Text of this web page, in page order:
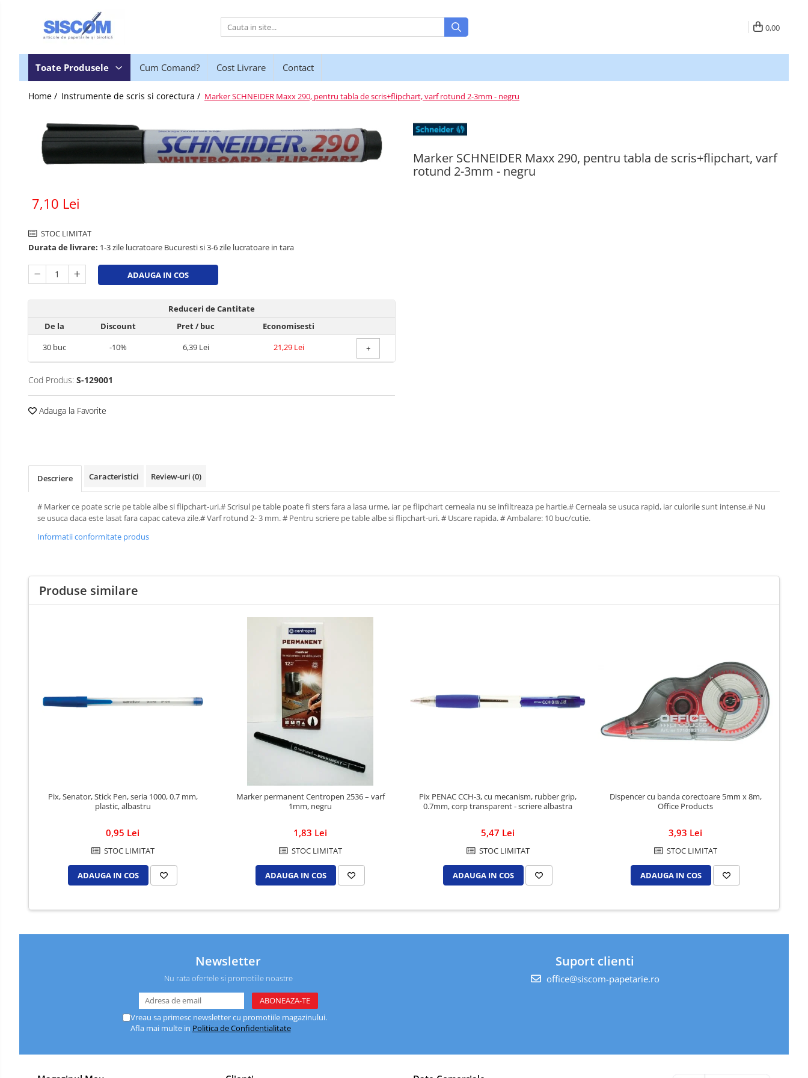
Toate Produsele
Accesorii pentru birou
Agrafe si clipsuri
Benzi adezive si dispensere pentru
Buzunare, folii autoadezive si
autolaminante
Capsatoare si decapsatoare
Cuttere, rezerve si cutite pentru
corespondenta
Elastice, buretiere, lupe
Foarfeci
Lipici si alti adezivi
Perforatoare de birou si
profesionale
Stampile, tusuri si tusiere
Suporturi pentru articole de birou
reviste, cataloage
Caiete mecanice
Clasoare, mape si suporti pentru
carti de vizita
Clipboarduri pentru documente
Cutii si containere de arhivare
Dosare din carton
Dosare din plastic
Mape din plastic
Blocnotesuri
Etichete autoadezive
Hartie de calc si alte articole hartie
Hartie pentru copiator si
Notite autoadezive
Role hartie pentru fax si case de
Corectoare
0,00
Toate Produsele Cum Comand? Cost Livrare Contact
Home / Instrumente de scris si corectura / Marker SCHNEIDER Maxx 290, pentru tabla de scris+flipchart, varf rotund 2-3mm - negru
Marker SCHNEIDER Maxx 290, pentru tabla de scris+flipchart, varf
rotund 2-3mm - negru
7,10 Lei
STOC LIMITAT
Durata de livrare: 1-3 zile lucratoare Bucuresti si 3-6 zile lucratoare in tara
ADAUGA IN COS
Reduceri de Cantitate
De la
Discount Pret/ buc
Economisesti
30 buc -10% 6,39 Lei 21,29 Lei +
Cod Produs: S-129001
Adauga la Favorite
Descriere Caracteristici Review-uri (0)
# Marker ce poate scrie pe table albe si flipchart-uri.# Scrisul pe table poate fi sters fara a lasa urme, iar pe flipchart cerneala nu se infiltreaza pe hartie.# Cerneala se usuca rapid, iar culorile sunt intense.# Nu
se usuca daca este lasat fara capac cateva zile.# Varf rotund 2- 3 mm. # Pentru scriere pe table albe si flipchart-uri. # Uscare rapida. # Ambalare: 10 buc/cutie.
Informatii conformitate produs
Produse similare
Pix, Senator, Stick Pen, seria 1000, 0.7 mm,
plastic, albastru
0,95 Lei
STOC LIMITAT
ADAUGA IN COS
Marker permanent Centropen 2536 – varf
1mm, negru
1,83 Lei
STOC LIMITAT
ADAUGA IN COS
Pix PENAC CCH-3, cu mecanism, rubber grip,
0.7mm, corp transparent - scriere albastra
5,47 Lei
STOC LIMITAT
ADAUGA IN COS
Dispencer cu banda corectoare 5mm x 8m,
Office Products
3,93 Lei
STOC LIMITAT
ADAUGA IN COS
Newsletter
Nu rata ofertele si promotiile noastre
Vreau sa primesc newsletter cu promotiile magazinului.
Afla mai multe in Politica de Confidentialitate
Suport clienti
office@siscom-papetarie.ro